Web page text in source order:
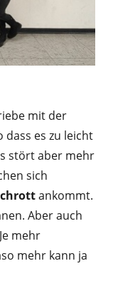
mit der
dass es zu leicht
stört aber mehr
sich
ankommt.
Aber auch
mehr
mehr kann ja